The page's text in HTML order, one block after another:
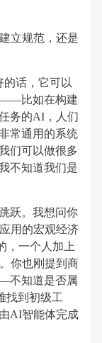
立规范，还是
的话，它可以
——比如在构建
务的AI，人们
常通用的系统
们可以做很多
不知道我们是
跃。我想问你
用的宏观经济
，一个人加上
你也刚提到商
不知道是否属
找到初级工
AI智能体完成